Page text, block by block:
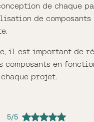
de chaque
de composants
il est important de
en
projet.
5/5